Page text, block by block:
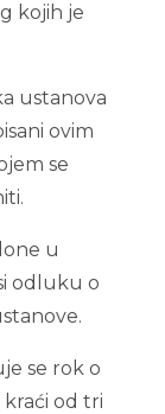
kojih je
ustanova
ovim
se
u
odluku o
se rok o
od tri